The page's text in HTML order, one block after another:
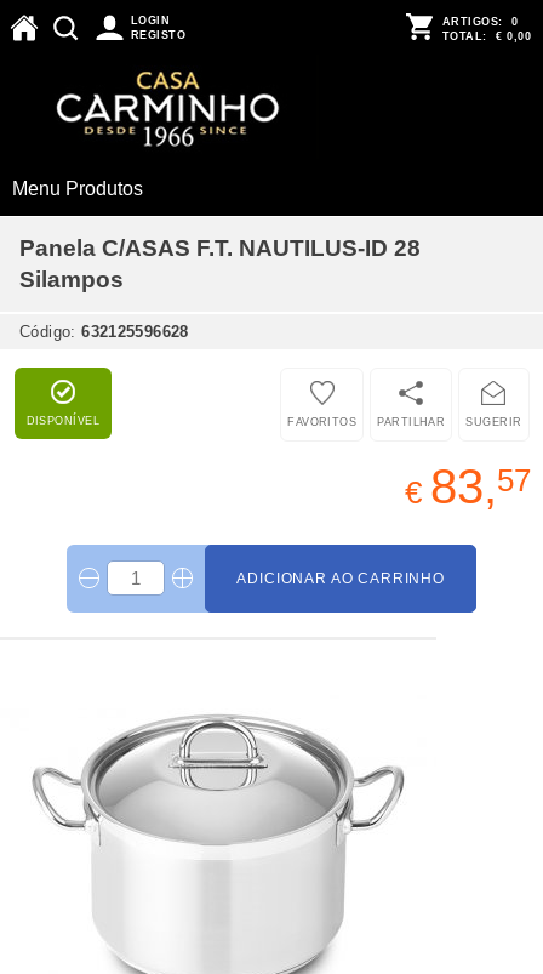
LOGIN
REGISTO
ARTIGOS: 0
TOTAL: € 0,00
Menu Produtos
Panela C/ASAS F.T. NAUTILUS-ID 28
Silampos
Código:632125596628
DISPONÍVEL SUGERIR
PARTILHAR
FAVORITOS
€ 83,57
ADICIONAR AO CARRINHO